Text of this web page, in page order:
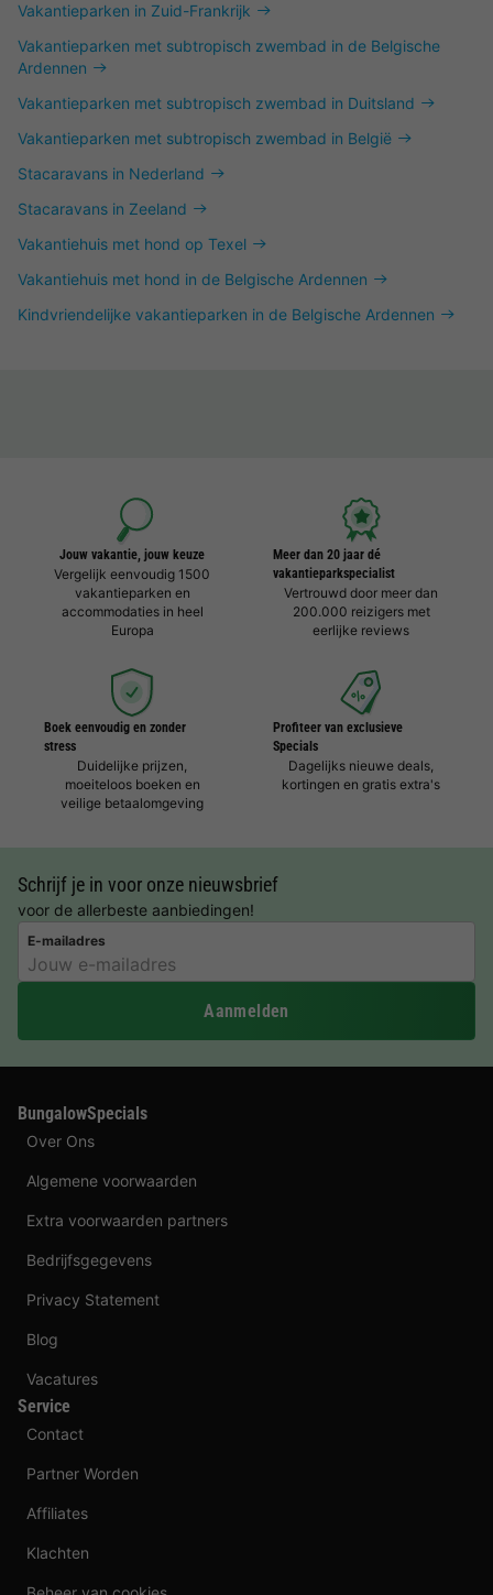
Vakantieparken in Zuid-Frankrijk
Vakantieparken met subtropisch zwembad in de Belgische
Ardennen
Vakantieparken met subtropisch zwembad in Duitsland
Vakantieparken met subtropisch zwembad in België
Stacaravans in Nederland
Stacaravans in Zeeland
Vakantiehuis met hond op Texel
Vakantiehuis met hond in de Belgische Ardennen
Kindvriendelijke vakantieparken in de Belgische Ardennen
Jouw vakantie, jouw keuze
Vergelijk eenvoudig 1500
vakantieparken en
accommodaties in heel
Europa
Meer dan 20 jaar dé
vakantieparkspecialist
Vertrouwd door meer dan
200.000 reizigers met
eerlijke reviews
Boek eenvoudig en zonder
stress
Duidelijke prijzen,
moeiteloos boeken en
veilige betaalomgeving
Profiteer van exclusieve
Specials
Dagelijks nieuwe deals,
kortingen en gratis extra's
Schrijf je in voor onze nieuwsbrief
voor de allerbeste aanbiedingen!
E-mailadres
Aanmelden
BungalowSpecials
Over Ons
Algemene voorwaarden
Extra voorwaarden partners
Bedrijfsgegevens
Privacy Statement
Blog
Vacatures
Service
Contact
Partner Worden
Affiliates
Klachten